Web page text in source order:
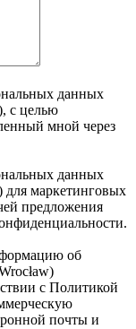
данных
с целью
мной через
данных
для маркетинговых
предложения
об
с Политикой
почты и